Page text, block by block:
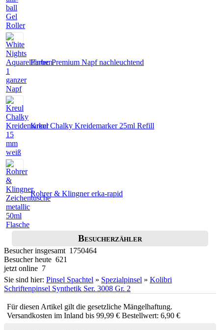
Fintec Premium Napf nachleuchtend
Kreul Chalky Kreidemarker 25ml Refill
Rohrer & Klingner erka-rapid
Besucherzähler
Besucher insgesamt 1750464
Besucher heute 621
jetzt online 7
Sie sind hier: Pinsel Spachtel » Spezialpinsel » Kolibri
Schriftenpinsel Synthetik Ser. 3008 Gr. 2
Für diesen Artikel gilt die gesetzliche Mängelhaftung.
Versandkosten im Inland bis 99,99 € Bestellwert: 6,90 €